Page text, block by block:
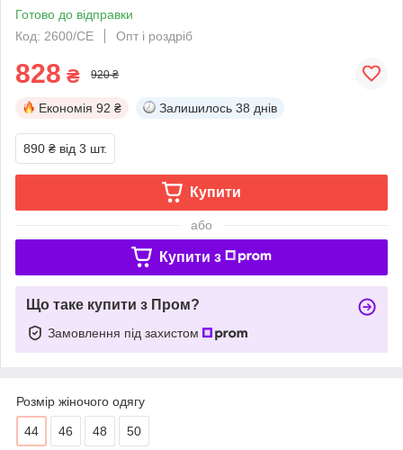
Готово до відправки
Код: 2600/СЕ
Опт і роздріб
828 ₴ 920 ₴
Економія 92 ₴ Залишилось 38 днів
890 ₴ від 3 шт.
Купити
або
Купити з
Що таке купити з Пром?
Замовлення під захистом
Розмір жіночого одягу
44 46 48 50